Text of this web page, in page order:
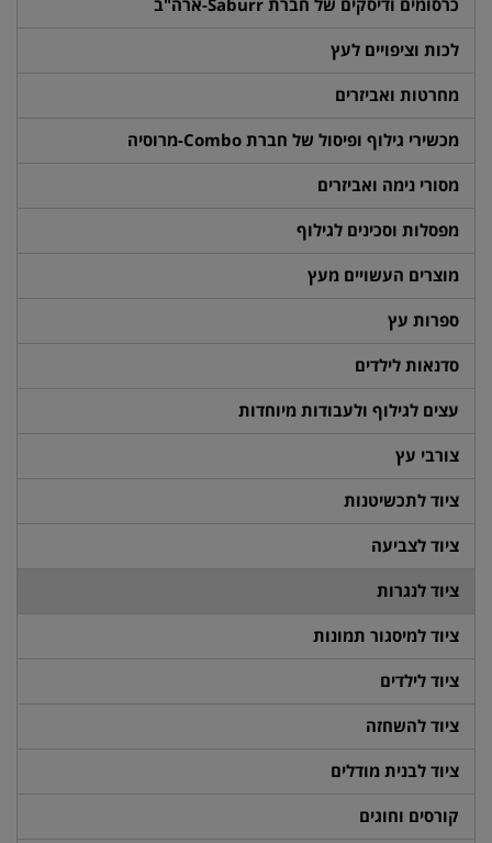
כרסומים ודיסקים של חברת Saburr-ארה"ב
לכות וציפויים לעץ
מחרטות ואביזרים
מכשירי גילוף ופיסול של חברת Combo-מרוסיה
מסורי נימה ואביזרים
מפסלות וסכינים לגילוף
מוצרים העשויים מעץ
ספרות עץ
סדנאות לילדים
עצים לגילוף ולעבודות מיוחדות
צורבי עץ
ציוד לתכשיטנות
ציוד לצביעה
ציוד לנגרות
ציוד למיסגור תמונות
ציוד לילדים
ציוד להשחזה
ציוד לבנית מודלים
קורסים וחוגים